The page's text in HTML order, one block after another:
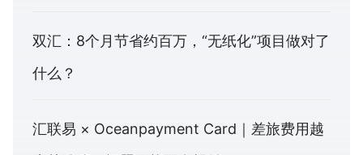
双汇：8个月节省约百万，“无纸化”项目做对了
什么？
汇联易 × Oceanpayment Card｜差旅费用越